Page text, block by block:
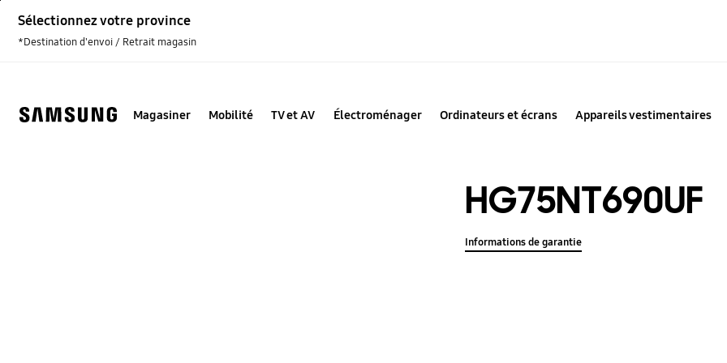
content
Sélectionnez votre province
*Destination d'envoi / Retrait magasin
Magasiner Mobilité TV et AV Électroménager Ordinateurs et écrans Appareils vestimentaires
HG75NT690UF
Informations de garantie